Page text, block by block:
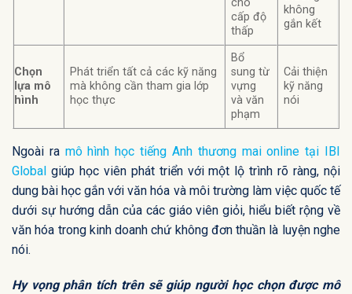
cấp độ
thấp
không
gắn kết
Chọn
lựa mô
hình
Phát triển tất cả các kỹ năng
mà không cần tham gia lớp
học thực
Bổ
sung từ
vựng
và văn
phạm
Cải thiện
kỹ năng
nói
Ngoài ra mô hình học tiếng Anh thương mai online tại IBI
Global giúp học viên phát triển với một lộ trình rõ ràng, nội
dung bài học gắn với văn hóa và môi trường làm việc quốc tế
dưới sự hướng dẫn của các giáo viên giỏi, hiểu biết rộng về
văn hóa trong kinh doanh chứ không đơn thuần là luyện nghe
nói.
Hy vọng phân tích trên sẽ giúp người học chọn được mô